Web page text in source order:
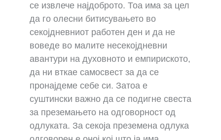
се извлече најдоброто. Тоа има за цел
да го олесни битисувањето во
секојдневниот работен ден и да не
воведе во малите несекојдневни
авантури на духовното и емпириското,
да ни вткае самосвест за да се
пронајдеме себе си. Затоа е
суштински важно да се подигне свеста
за преземањето на одговорност од
одлуката. За секоја преземена одлука